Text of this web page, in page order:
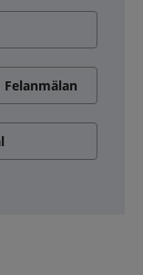
Felanmälan